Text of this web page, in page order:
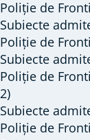
/
Jandarmi
Poliție de
Subiecte
Poliție de
Subiecte
Poliție de
2)
Subiecte
Poliție de